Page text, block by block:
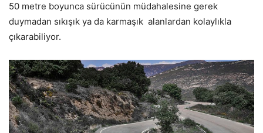
50 metre boyunca sürücünün müdahalesine gerek
duymadan sıkışık ya da karmaşık alanlardan kolaylıkla
çıkarabiliyor.